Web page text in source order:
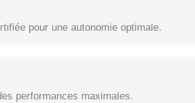
pour une autonomie optimale.
performances maximales.